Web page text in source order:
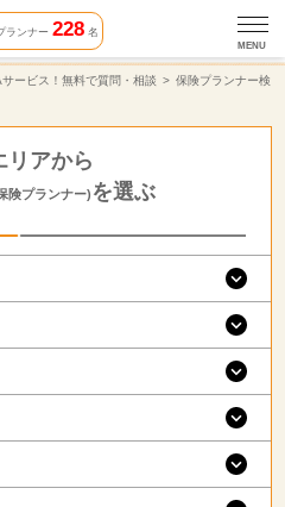
ランナー 228名
MENU
ービス！無料で質問・相談
保険プランナー検
リアから
険プランナー) を選ぶ